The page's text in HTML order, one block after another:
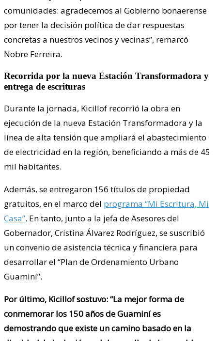
comunidades: agradecemos al Gobierno bonaerense
por tener la decisión política de dar respuestas
concretas a nuestros vecinos y vecinas”, remarcó
Nobre Ferreira.
Recorrida por la nueva Estación Transformadora y
entrega de escrituras
Durante la jornada, Kicillof recorrió la obra en
ejecución de la nueva Estación Transformadora y la
línea de alta tensión que ampliará el abastecimiento
de electricidad en la región, beneficiando a más de 45
mil habitantes.
Además, se entregaron 156 títulos de propiedad
gratuitos, en el marco del programa “Mi Escritura, Mi
Casa”. En tanto, junto a la jefa de Asesores del
Gobernador, Cristina Álvarez Rodríguez, se suscribió
un convenio de asistencia técnica y financiera para
desarrollar el “Plan de Ordenamiento Urbano
Guaminí”.
Por último, Kicillof sostuvo: “La mejor forma de
conmemorar los 150 años de Guaminí es
demostrando que existe un camino basado en la